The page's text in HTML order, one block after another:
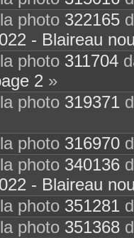
photo 322165
- Blaireau
photo 311704
2 »
photo 319371
photo 316970
photo 340136
- Blaireau
photo 351281
photo 351368